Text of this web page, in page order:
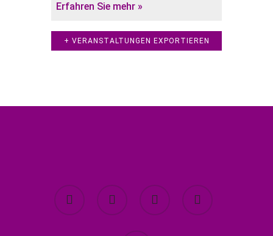
Erfahren Sie mehr »
+ VERANSTALTUNGEN EXPORTIEREN